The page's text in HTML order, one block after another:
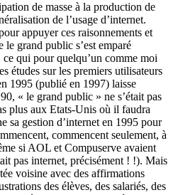
de masse à la production de
de l’usage d’internet.
appuyer ces raisonnements et
le grand public s’est emparé
qui pour quelqu’un comme moi
études sur les premiers utilisateurs
1995 (publié en 1997) laisse
« le grand public » ne s’était pas
plus aux Etats-Unis où il faudra
sa gestion d’internet en 1995 pour
commencent seulement, à
si AOL et Compuserve avaient
pas internet, précisément ! !). Mais
voisine avec des affirmations
des élèves, des salariés, des